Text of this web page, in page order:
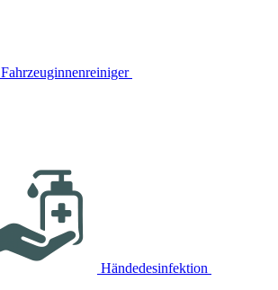
Fahrzeuginnenreiniger
Händedesinfektion